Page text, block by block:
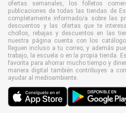
ofertas semanales, los folletos
publicaciones de todas las tiendas de
completamente informado/a sobre las
descuentos y las ofertas que te
chollos, rebajas y descuentos en las
nuestra página cuenta con los
lleguen incluso a tu correo, y además
trabajo, la escuela o en la propia tienda.
favorita para ahorrar mucho tiempo y
manera digital también contribuyes a
ayudar al medioambiente.